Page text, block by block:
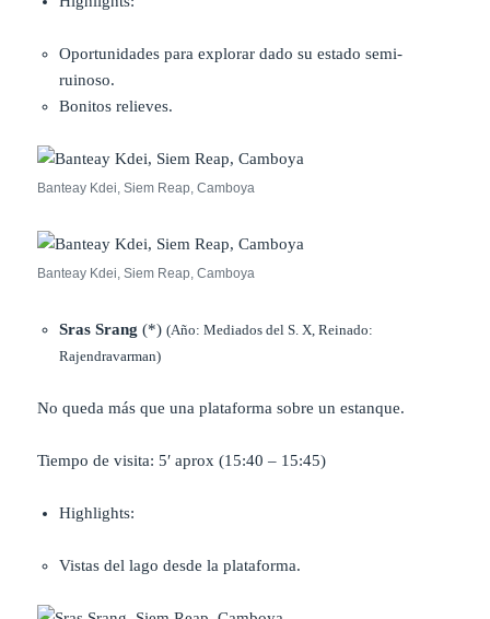
Oportunidades para explorar dado su estado semi-
ruinoso.
Bonitos relieves.
Banteay Kdei, Siem Reap, Camboya
Banteay Kdei, Siem Reap, Camboya
Sras Srang (*)(Año: Mediados del S. X, Reinado:
Rajendravarman)
No queda más que una plataforma sobre un estanque.
Tiempo de visita: 5′ aprox (15:40 – 15:45)
Highlights:
Vistas del lago desde la plataforma.